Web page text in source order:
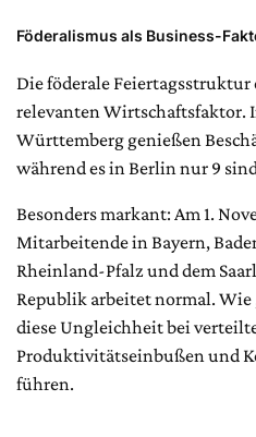
Föderalismus als Business-
Die föderale
relevanten Wirtschaftsfaktor.
Württemberg genießen
während es in Berlin nur 9
Besonders markant: Am 1.
Mitarbeitende in Bayern,
Rheinland-Pfalz und dem
Republik arbeitet normal.
diese Ungleichheit bei
Produktivitätseinbußen und
führen.